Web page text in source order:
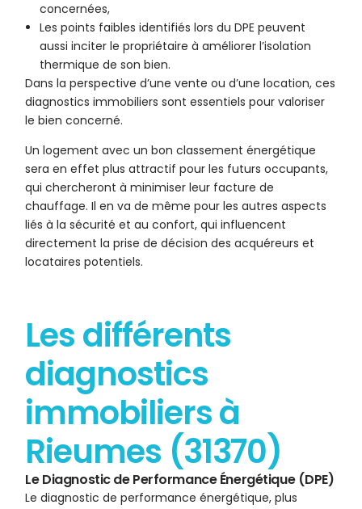
concernées,
Les points faibles identifiés lors du DPE peuvent
aussi inciter le propriétaire à améliorer l’isolation
thermique de son bien.
Dans la perspective d’une vente ou d’une location, ces
diagnostics immobiliers sont essentiels pour valoriser
le bien concerné.
Un logement avec un bon classement énergétique
sera en effet plus attractif pour les futurs occupants,
qui chercheront à minimiser leur facture de
chauffage. Il en va de même pour les autres aspects
liés à la sécurité et au confort, qui influencent
directement la prise de décision des acquéreurs et
locataires potentiels.
Les différents
diagnostics
immobiliers à
Rieumes (31370)
Le Diagnostic de Performance Énergétique (DPE)
Le diagnostic de performance énergétique, plus